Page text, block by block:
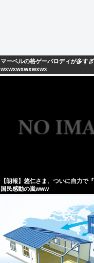
マーベルの格ゲーパロディが多す
wxwxwxwxwxwx
【朗報】悠仁さま、ついに自力で
国民感動の嵐www